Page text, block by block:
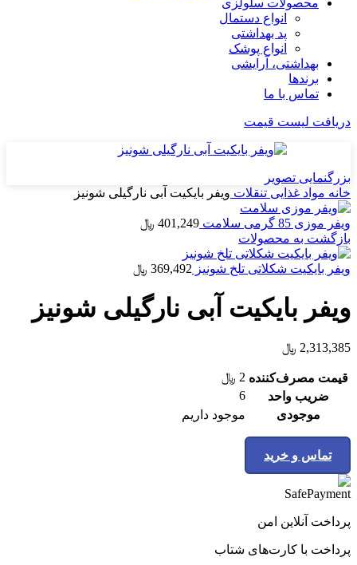
محصولات سلولزی
انواع دستمال
پد بهداشتی
انواع پوشک
بهداشتی، آرایشی
برندها
تماس با ما
دریافت لیست قیمت
بزرگنمایی تصویر
خانه مواد غذایی تنقلات ویفر بایکیت آبی نارگیلی شونیز
ویفر موزی 85 گرمی سلامت 401,249 ﷼
بازگشت به محصولات
ویفر بایکیت شکلاتی تلخ شونیز 369,492 ﷼
ویفر بایکیت آبی نارگیلی شونیز
2,313,385 ﷼
قیمت مصرف‌کننده 2 ﷼
ضریب واحد
6
موجودی
موجود داریم
تماس و خرید
پرداخت آنلاین امن
پرداخت با کارت‌های شتاب